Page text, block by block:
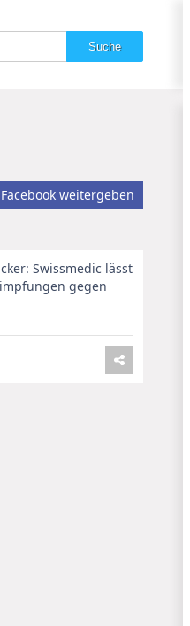
weitergeben
Swissmedic lässt
gegen